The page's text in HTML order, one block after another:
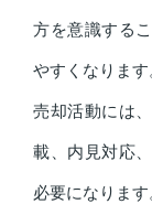
方を意識する
やすくなります
売却活動には
載、内見対応
必要になります